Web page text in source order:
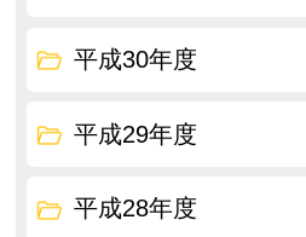
平成30年度
平成29年度
平成28年度